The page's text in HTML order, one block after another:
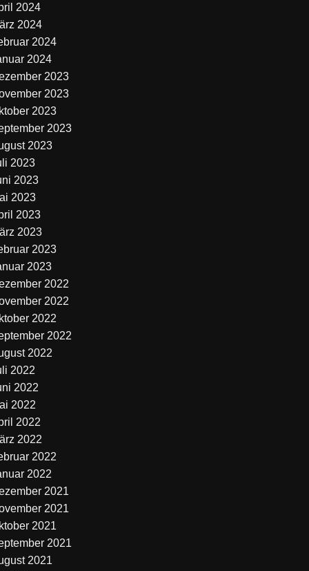
2024
2024
2024
2024
2023
2023
2023
2023
2023
2023
2023
2023
2023
2023
2023
2023
2022
2022
2022
2022
2022
2022
2022
2022
2022
2022
2022
2022
2021
2021
2021
2021
2021